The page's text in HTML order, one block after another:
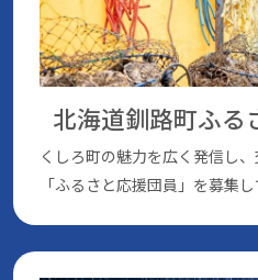
北海道釧路町ふる
くしろ町の魅⼒を広く発信し
「ふるさと応援団員」を募集し